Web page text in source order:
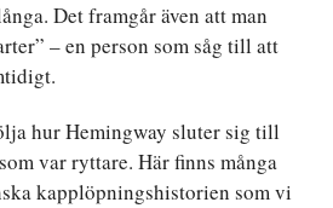
Det framgår även att man
– en person som såg till att
hur Hemingway sluter sig till
var ryttare. Här finns många
kapplöpningshistorien som vi